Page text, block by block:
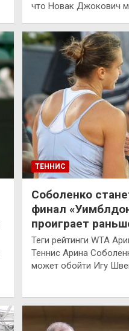
что Новак Джокович
ТЕННИС
Соболенко
финал
проиграет
Теги рейтинги WTA
Теннис Арина
может обойти Игу